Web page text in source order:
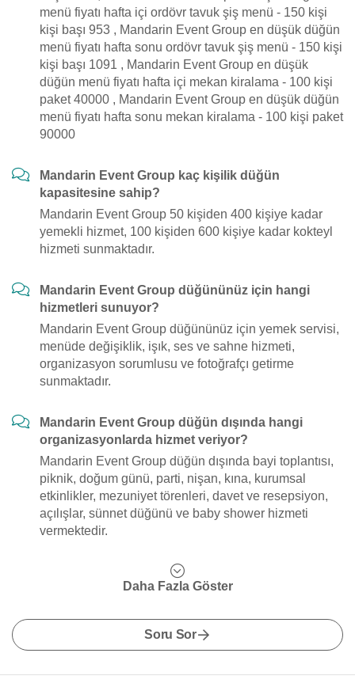
menü fiyatı hafta içi ordövr tavuk şiş menü - 150 kişi
kişi başı 953 , Mandarin Event Group en düşük düğün
menü fiyatı hafta sonu ordövr tavuk şiş menü - 150 kişi
kişi başı 1091 , Mandarin Event Group en düşük
düğün menü fiyatı hafta içi mekan kiralama - 100 kişi
paket 40000 , Mandarin Event Group en düşük düğün
menü fiyatı hafta sonu mekan kiralama - 100 kişi paket
90000
Mandarin Event Group kaç kişilik düğün
kapasitesine sahip?
Mandarin Event Group 50 kişiden 400 kişiye kadar
yemekli hizmet, 100 kişiden 600 kişiye kadar kokteyl
hizmeti sunmaktadır.
Mandarin Event Group düğününüz için hangi
hizmetleri sunuyor?
Mandarin Event Group düğününüz için yemek servisi,
menüde değişiklik, işık, ses ve sahne hizmeti,
organizasyon sorumlusu ve fotoğrafçı getirme
sunmaktadır.
Mandarin Event Group düğün dışında hangi
organizasyonlarda hizmet veriyor?
Mandarin Event Group düğün dışında bayi toplantısı,
piknik, doğum günü, parti, nişan, kına, kurumsal
etkinlikler, mezuniyet törenleri, davet ve resepsiyon,
açılışlar, sünnet düğünü ve baby shower hizmeti
vermektedir.
Daha Fazla Göster
Soru Sor